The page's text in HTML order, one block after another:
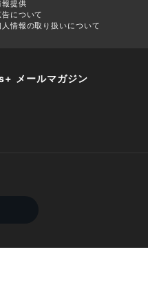
報提供
告について
人情報の取り扱いについて
メールマガジン